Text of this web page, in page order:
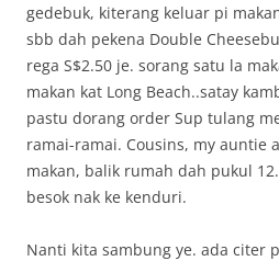
gedebuk, kiterang keluar pi
sbb dah pekena Double
rega S$2.50 je. sorang satu la
makan kat Long Beach..satay
pastu dorang order Sup tulang
ramai-ramai. Cousins, my auntie
makan, balik rumah dah pukul
besok nak ke kenduri.
Nanti kita sambung ye. ada citer